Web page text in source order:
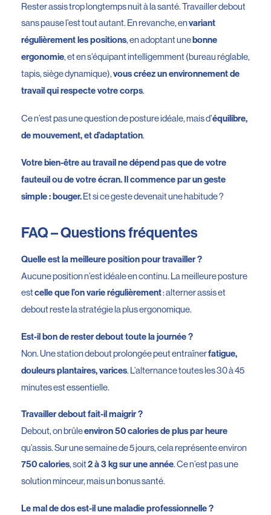
Rester assis trop longtemps nuit à la santé. Travailler debout
sans pause l’est tout autant. En revanche, envariant
régulièrement les positions, en adoptant unebonne
ergonomie, et en s’équipant intelligemment (bureau réglable,
tapis, siège dynamique),vous créez un environnement de
travail qui respecte votre corps.
Ce n’est pas une question de posture idéale, mais d’équilibre,
de mouvement, et d’adaptation.
Votre bien-être au travail ne dépend pas que de votre
fauteuil ou de votre écran. Il commence par un geste
simple : bouger.Et si ce geste devenait une habitude ?
FAQ – Questions fréquentes
Quelle est la meilleure position pour travailler ?
Aucune position n’est idéale en continu. La meilleure posture
estcelle que l’on varie régulièrement: alterner assis et
debout reste la stratégie la plus ergonomique.
Est-il bon de rester debout toute la journée ?
Non. Une station debout prolongée peut entraînerfatigue,
douleurs plantaires, varices. L’alternance toutes les 30 à 45
minutes est essentielle.
Travailler debout fait-il maigrir ?
Debout, on brûleenviron 50 calories de plus par heure
qu’assis. Sur une semaine de 5 jours, cela représente environ
750 calories, soit2 à 3 kg sur une année. Ce n’est pas une
solution minceur, mais un bonus santé.
Le mal de dos est-il une maladie professionnelle ?